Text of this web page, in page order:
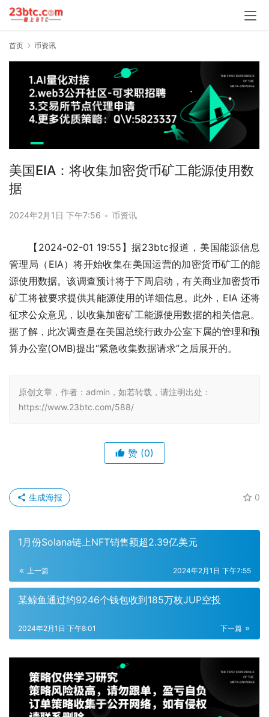
首页 币资讯
美国EIA：将收集加密货币矿工能源使用数
据
2024年2月1日 下午7:56 • 币资讯
【2024-02-01 19:55】据23btc报道，美国能源信息
管理局（EIA）将开始收集在美国运营的加密货币矿工的能
源使用数据。该调查预计将于下周启动，有关商业加密货币
矿工将被要求提供其能源使用的详细信息。此外，EIA 还将
征求公众意见，以收集加密矿工能源使用数据的相关信息。
据了解，此次调查是在美国总统行政办公室下属的管理和预
算办公室(OMB)提出“紧急收集数据请求”之后展开的。
原创文章，作者：admin，如若转载，请注明出处：
https://www.23btc.com/588/
赞 (0)
0
生成海报
1月份Solana链上NFT销售额超2.39亿美元
上一篇 2024年2月1日 下午7:55
某鲸鱼通过约9246个钱包收到185万枚JUP空投
下一篇
2024年2月1日 下午8:01